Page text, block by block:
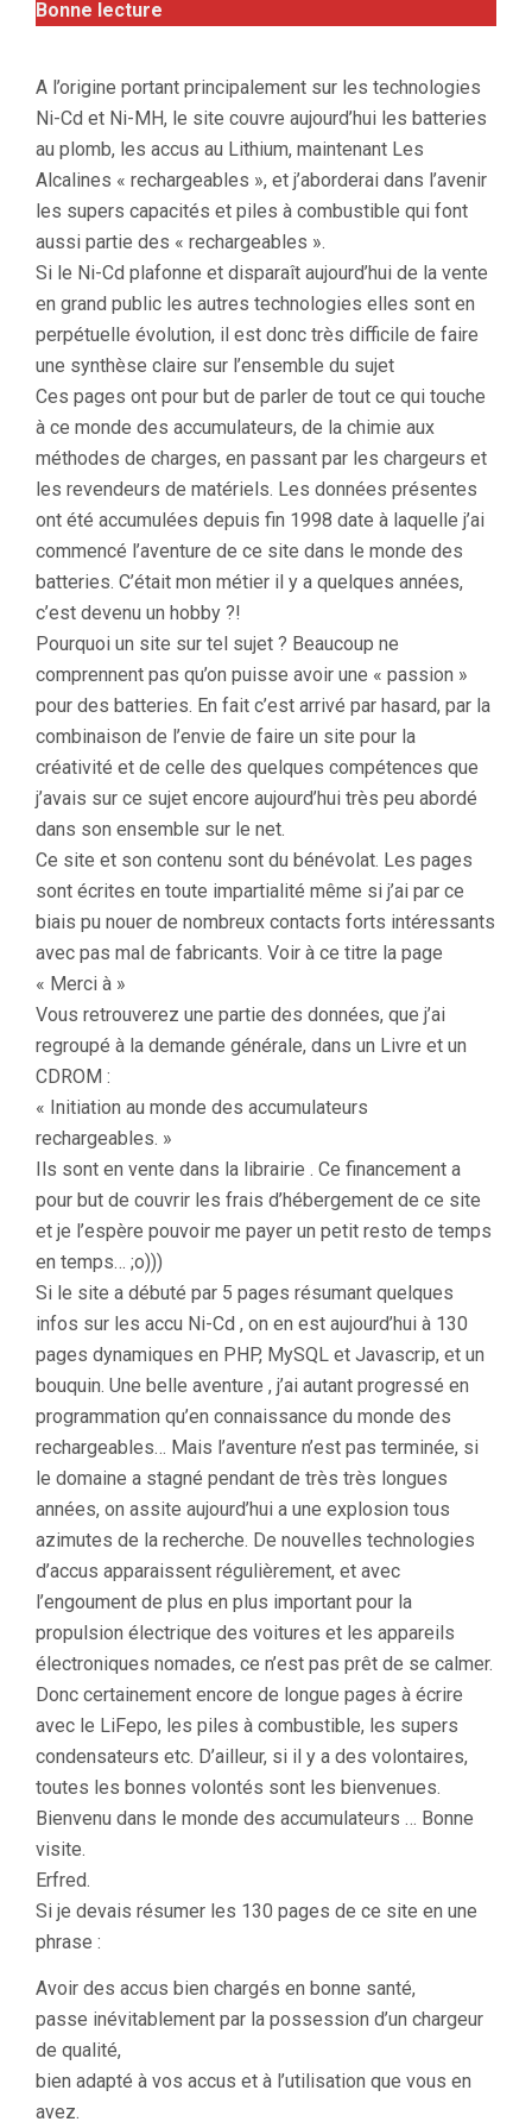
Bonne lecture
A l’origine portant principalement sur les technologies
Ni-Cd et Ni-MH, le site couvre aujourd’hui les batteries
au plomb, les accus au Lithium, maintenant Les
Alcalines « rechargeables », et j’aborderai dans l’avenir
les supers capacités et piles à combustible qui font
aussi partie des « rechargeables ».
Si le Ni-Cd plafonne et disparaît aujourd’hui de la vente
en grand public les autres technologies elles sont en
perpétuelle évolution, il est donc très difficile de faire
une synthèse claire sur l’ensemble du sujet
Ces pages ont pour but de parler de tout ce qui touche
à ce monde des accumulateurs, de la chimie aux
méthodes de charges, en passant par les chargeurs et
les revendeurs de matériels. Les données présentes
ont été accumulées depuis fin 1998 date à laquelle j’ai
commencé l’aventure de ce site dans le monde des
batteries. C’était mon métier il y a quelques années,
c’est devenu un hobby ?!
Pourquoi un site sur tel sujet ? Beaucoup ne
comprennent pas qu’on puisse avoir une « passion »
pour des batteries. En fait c’est arrivé par hasard, par la
combinaison de l’envie de faire un site pour la
créativité et de celle des quelques compétences que
j’avais sur ce sujet encore aujourd’hui très peu abordé
dans son ensemble sur le net.
Ce site et son contenu sont du bénévolat. Les pages
sont écrites en toute impartialité même si j’ai par ce
biais pu nouer de nombreux contacts forts intéressants
avec pas mal de fabricants. Voir à ce titre la page
« Merci à »
Vous retrouverez une partie des données, que j’ai
regroupé à la demande générale, dans un Livre et un
CDROM :
« Initiation au monde des accumulateurs
rechargeables. »
Ils sont en vente dans la librairie . Ce financement a
pour but de couvrir les frais d’hébergement de ce site
et je l’espère pouvoir me payer un petit resto de temps
en temps… ;o)))
Si le site a débuté par 5 pages résumant quelques
infos sur les accu Ni-Cd , on en est aujourd’hui à 130
pages dynamiques en PHP, MySQL et Javascrip, et un
bouquin. Une belle aventure , j’ai autant progressé en
programmation qu’en connaissance du monde des
rechargeables… Mais l’aventure n’est pas terminée, si
le domaine a stagné pendant de très très longues
années, on assite aujourd’hui a une explosion tous
azimutes de la recherche. De nouvelles technologies
d’accus apparaissent régulièrement, et avec
l’engoument de plus en plus important pour la
propulsion électrique des voitures et les appareils
électroniques nomades, ce n’est pas prêt de se calmer.
Donc certainement encore de longue pages à écrire
avec le LiFepo, les piles à combustible, les supers
condensateurs etc. D’ailleur, si il y a des volontaires,
toutes les bonnes volontés sont les bienvenues.
Bienvenu dans le monde des accumulateurs … Bonne
visite.
Erfred.
Si je devais résumer les 130 pages de ce site en une
phrase :
Avoir des accus bien chargés en bonne santé,
passe inévitablement par la possession d’un chargeur
de qualité,
bien adapté à vos accus et à l’utilisation que vous en
avez.